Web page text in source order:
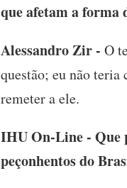
que afetam a forma
Alessandro Zir - O
questão; eu não
remeter a ele.
IHU On-Line - Que
peçonhentos do